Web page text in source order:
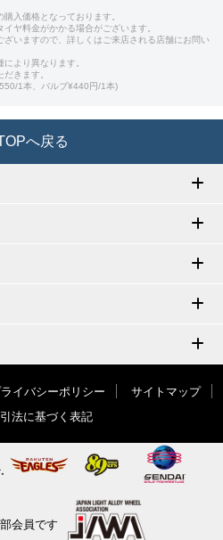
入価格となっております。
ヤ料金がかかる場合がございます。
いますので、詳しくはご来店される店舗にお問い
より異なります。
きます。
1本、バルブ¥440円/1本)
へ戻る
イバシーポリシー
サイトマップ
法に基づく表記
会員です